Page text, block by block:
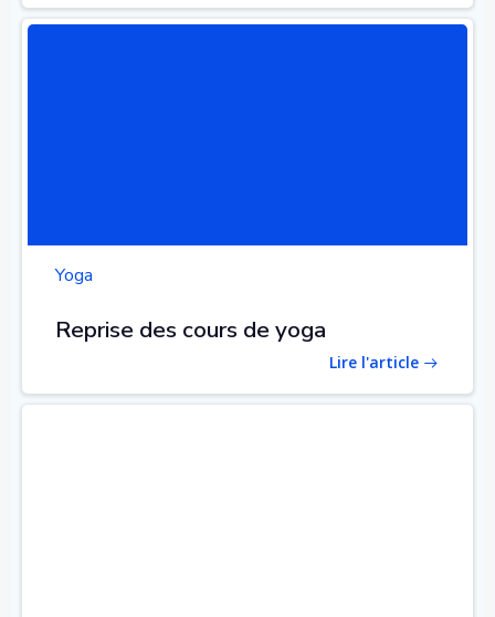
Yoga
Reprise des cours de yoga
Lire l'article